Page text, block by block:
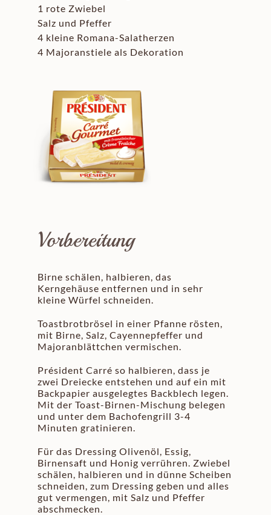
1 rote Zwiebel
Salz und Pfeffer
4 kleine Romana-Salatherzen
4 Majoranstiele als Dekoration
Vorbereitung
Birne schälen, halbieren, das
Kerngehäuse entfernen und in sehr
kleine Würfel schneiden.
Toastbrotbrösel in einer Pfanne rösten,
mit Birne, Salz, Cayennepfeffer und
Majoranblättchen vermischen.
Président Carré so halbieren, dass je
zwei Dreiecke entstehen und auf ein mit
Backpapier ausgelegtes Backblech legen.
Mit der Toast-Birnen-Mischung belegen
und unter dem Bachofengrill 3-4
Minuten gratinieren.
Für das Dressing Olivenöl, Essig,
Birnensaft und Honig verrühren. Zwiebel
schälen, halbieren und in dünne Scheiben
schneiden, zum Dressing geben und alles
gut vermengen, mit Salz und Pfeffer
abschmecken.